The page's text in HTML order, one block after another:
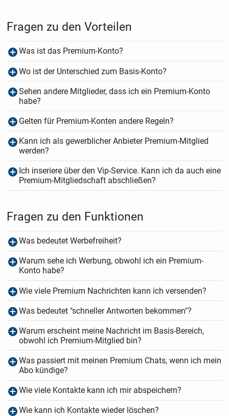
Fragen zu den Vorteilen
Was ist das Premium-Konto?
Wo ist der Unterschied zum Basis-Konto?
Sehen andere Mitglieder, dass ich ein Premium-Konto
habe?
Gelten für Premium-Konten andere Regeln?
Kann ich als gewerblicher Anbieter Premium-Mitglied
werden?
Ich inseriere über den Vip-Service. Kann ich da auch eine
Premium-Mitgliedschaft abschließen?
Fragen zu den Funktionen
Was bedeutet Werbefreiheit?
Warum sehe ich Werbung, obwohl ich ein Premium-
Konto habe?
Wie viele Premium Nachrichten kann ich versenden?
Was bedeutet "schneller Antworten bekommen"?
Warum erscheint meine Nachricht im Basis-Bereich,
obwohl ich Premium-Mitglied bin?
Was passiert mit meinen Premium Chats, wenn ich mein
Abo kündige?
Wie viele Kontakte kann ich mir abspeichern?
Wie kann ich Kontakte wieder löschen?